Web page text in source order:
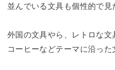
並んでいる文具も個性的で見
外国の文具やら、レトロな
コーヒーなどテーマに沿った